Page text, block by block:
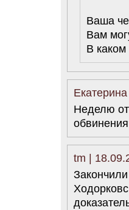
Ваша
Вам
В каком
Неделю
tm |